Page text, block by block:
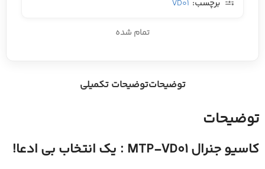
برچسب: VD01
تمام شده
توضیحاتتوضیحات تکمیلی
توضیحات
کاسیو جنرال MTP-VD01 : یک انتخاب بی ادعا!